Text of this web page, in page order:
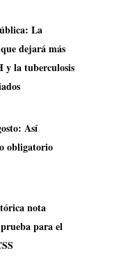
La
dejará más
y la tuberculosis
Así
obligatorio
nota
para el